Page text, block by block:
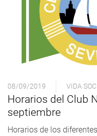
08/09/2019 VIDA
Horarios del Club
septiembre
Horarios de los